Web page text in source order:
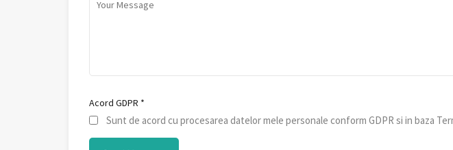
Acord GDPR *
Sunt de acord cu procesarea datelor mele personale conform GDPR si in baza